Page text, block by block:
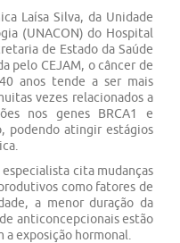
Laísa Silva, da Unidade
(UNACON) do Hospital
de Estado da Saúde
pelo CEJAM, o câncer de
anos tende a ser mais
vezes relacionados a
nos genes BRCA1 e
podendo atingir estágios
cita mudanças
como fatores de
a menor duração da
anticoncepcionais estão
exposição hormonal.